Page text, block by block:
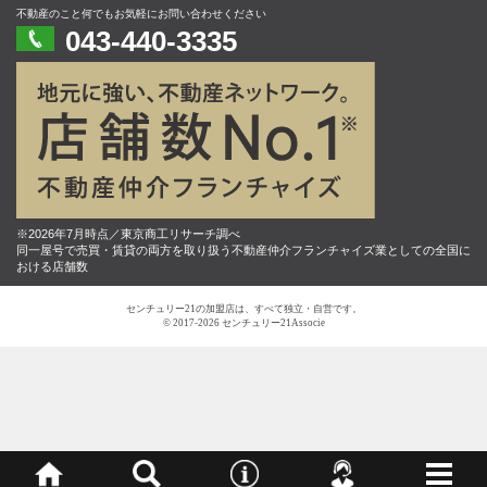
不動産のこと何でもお気軽にお問い合わせください
043-440-3335
※2026年7月時点／東京商工リサーチ調べ
同一屋号で売買・賃貸の両方を取り扱う不動産仲介フランチャイズ業としての全国に
おける店舗数
センチュリー21の加盟店は、すべて独立・自営です。
© 2017-2026 センチュリー21Associe